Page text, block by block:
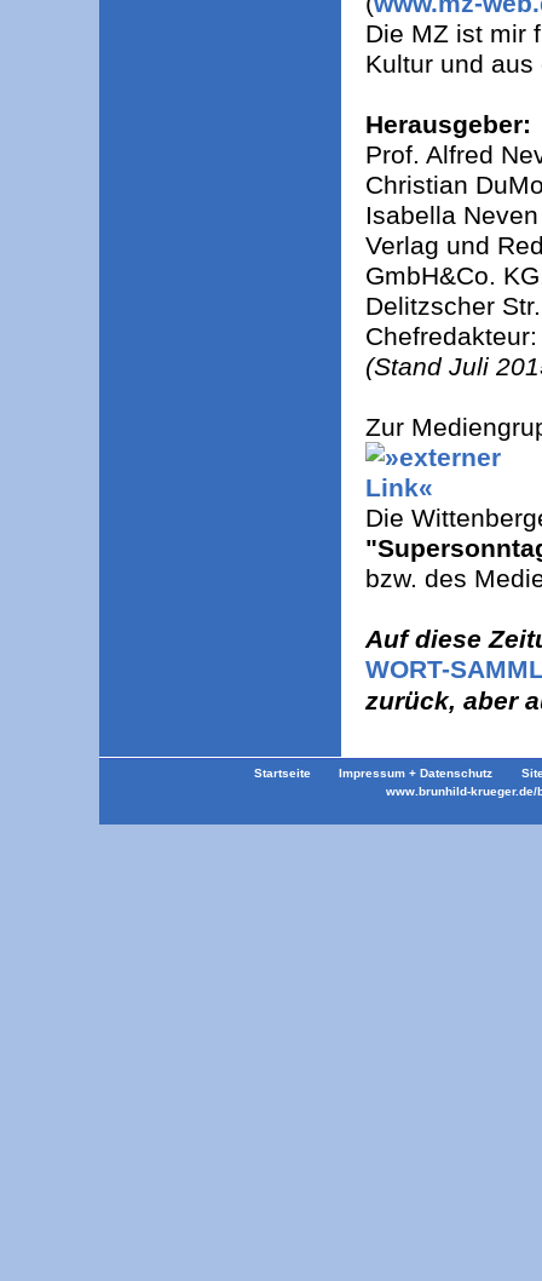
Die MZ ist mir
Kultur und
Herausgeber:
Prof. Alfred
Christian
Isabella
Verlag und
GmbH&Co.
Delitzscher
(Stand Juli
Zur
Die
bzw. des
Auf diese
WORT-
zurück, aber
Startseite Impressum + Datenschutz
www.brunhild-